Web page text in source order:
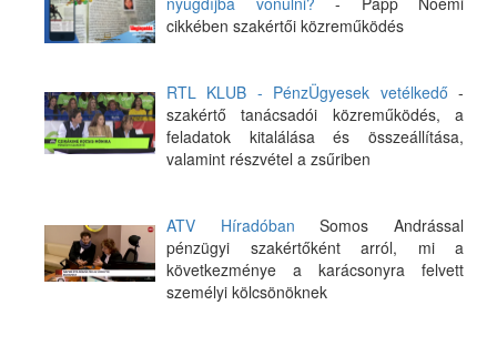
cikkében szakértői közreműködés
RTL KLUB - PénzÜgyesek vetélkedő -
szakértő tanácsadói közreműködés, a
feladatok kitalálása és összeállítása,
valamint részvétel a zsűriben
ATV Híradóban Somos Andrással
pénzügyi szakértőként arról, mi a
következménye a karácsonyra felvett
személyi kölcsönöknek